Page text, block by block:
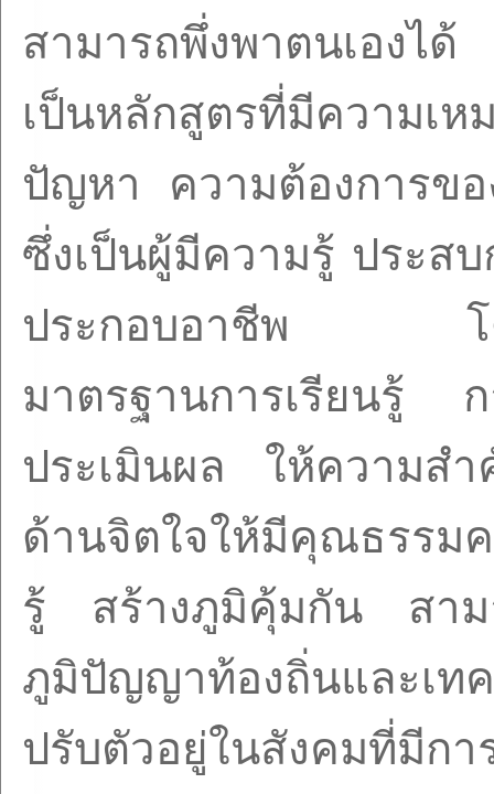
สามารถพึ่งพาตนเองไ
เป็นหลักสูตรที่มีความเ
ปัญหา ความต้องการขอ
ซึ่งเป็นผู้มีความรู้ ประส
ประกอบอาชีพ โดยก
มาตรฐานการเรียนรู้
ประเมินผล ให้ความส
ด้านจิตใจให้มีคุณธรรม
รู้ สร้างภูมิคุ้มกัน สาม
ภูมิปัญญาท้องถิ่นและเทค
ปรับตัวอยู่ในสังคมที่มีกา